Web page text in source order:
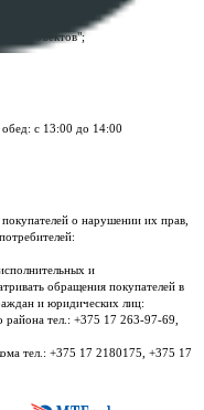
объектов";
с 13:00 до 14:00
о нарушении их прав,
и
обращения покупателей в
и юридических лиц:
района тел.: +375 17 263-97-69,
тел.: +375 17 2180175, +375 17